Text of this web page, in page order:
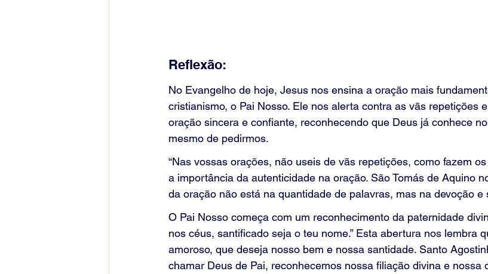
Reflexão:
No Evangelho de hoje, Jesus nos ensina a oração mais
cristianismo, o Pai Nosso. Ele nos alerta contra as vãs repetições
oração sincera e confiante, reconhecendo que Deus já conhece
mesmo de pedirmos.
“Nas vossas orações, não useis de vãs repetições, como fazem
a importância da autenticidade na oração. São Tomás de Aquino
da oração não está na quantidade de palavras, mas na devoção e
O Pai Nosso começa com um reconhecimento da paternidade
nos céus, santificado seja o teu nome.” Esta abertura nos lembra
amoroso, que deseja nosso bem e nossa santidade. Santo
chamar Deus de Pai, reconhecemos nossa filiação divina e nossa